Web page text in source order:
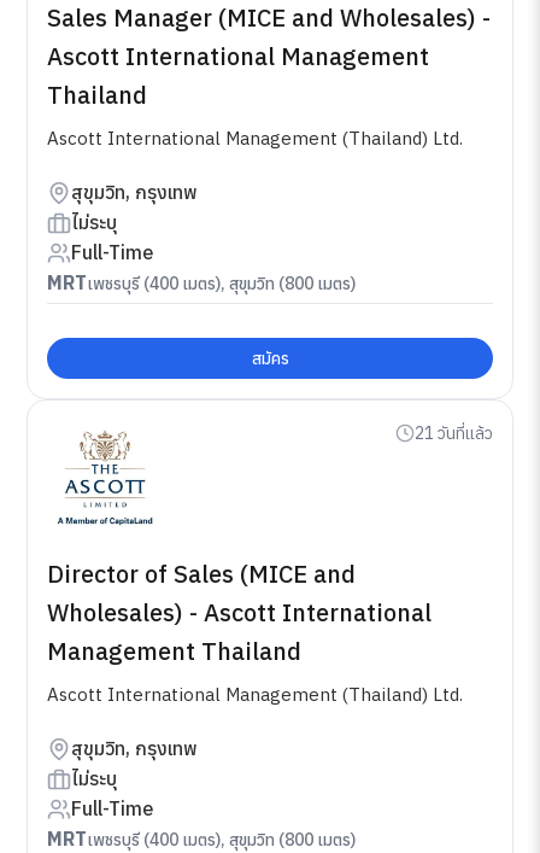
Sales Manager (MICE and Wholesales) -
Ascott International Management
Thailand
Ascott International Management (Thailand) Ltd.
สุขุมวิท, กรุงเทพ
ไม่ระบุ
Full-Time
MRTเพชรบุรี (400 เมตร), สุขุมวิท (800 เมตร)
สมัคร
21 วันที่แล้ว
Director of Sales (MICE and
Wholesales) - Ascott International
Management Thailand
Ascott International Management (Thailand) Ltd.
สุขุมวิท, กรุงเทพ
ไม่ระบุ
Full-Time
MRTเพชรบุรี (400 เมตร), สุขุมวิท (800 เมตร)